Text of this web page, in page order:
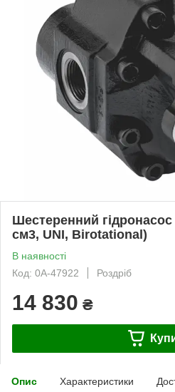
Шестеренний гідронасос
см3, UNI, Birotational)
В наявності
Код: 0А-47922
Роздріб
14 830 ₴
Опис Характеристики